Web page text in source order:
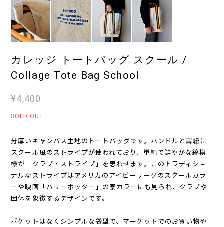
カレッジ トートバッグ スクール /
Collage Tote Bag School
¥4,400
SOLD OUT
分厚いキャンバス生地のトートバッグです。ハンドルと肩紐に
スクール風のストライプが使われており、単純で鮮やかな縞模
様が「クラブ・ストライプ」を思わせます。このトラディショ
ナルなストライプはアメリカのアイビーリーグのスクールカラ
ーや映画「ハリーポッター」の寮カラーにも見られ、クラブや
団体を象徴するデザインです。
ポケットはなくシンプルな袋型で、マーケットでのお買い物や